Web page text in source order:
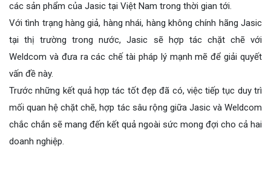
các sản phẩm của Jasic tại Việt Nam trong thời gian tới.
Với tình trạng hàng giả, hàng nhái, hàng không chính hãng Jasic
tại thị trường trong nước, Jasic sẽ hợp tác chặt chẽ với
Weldcom và đưa ra các chế tài pháp lý mạnh mẽ để giải quyết
vấn đề này.
Trước những kết quả hợp tác tốt đẹp đã có, việc tiếp tục duy trì
mối quan hệ chặt chẽ, hợp tác sâu rộng giữa Jasic và Weldcom
chắc chắn sẽ mang đến kết quả ngoài sức mong đợi cho cả hai
doanh nghiệp.